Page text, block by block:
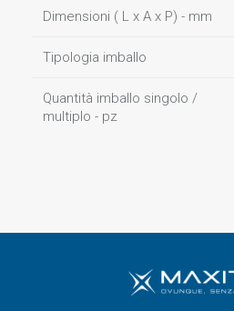
Dimensioni ( L x A x P) - mm
Tipologia imballo
Quantità imballo singolo /
multiplo - pz